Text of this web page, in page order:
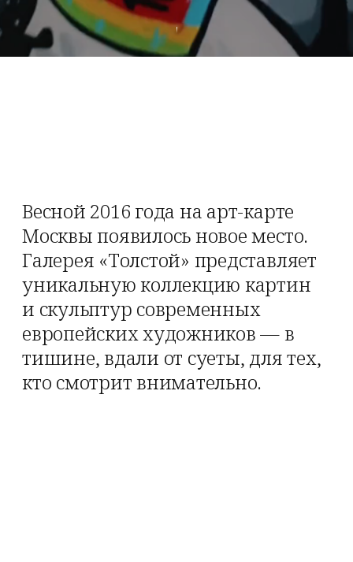
Весной 2016 года на арт-карте
Москвы появилось новое место.
Галерея «Толстой» представляет
уникальную коллекцию картин
и скульптур современных
европейских художников — в
тишине, вдали от суеты, для тех,
кто смотрит внимательно.